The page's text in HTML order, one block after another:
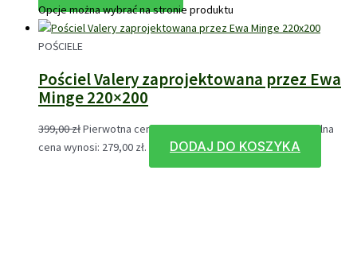
Opcje można wybrać na stronie produktu
POŚCIELE
Pościel Valery zaprojektowana przez Ewa
Minge 220×200
399,00złPierwotna cena wynosiła: 399,00 zł.279,00złAktualna
cena wynosi: 279,00 zł.
DODAJ DO KOSZYKA